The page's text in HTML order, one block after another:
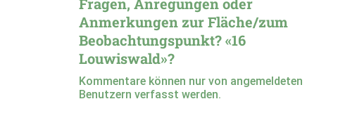
Anmerkungen zur Fläche/zum
Beobachtungspunkt? «16
Louwiswald»?
Kommentare können nur von angemeldeten
Benutzern verfasst werden.